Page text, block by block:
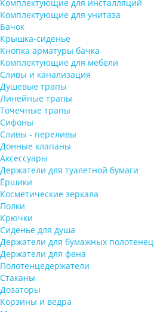
Комплектующие для инсталляций
Комплектующие для унитаза
Бачок
Крышка-сиденье
Кнопка арматуры бачка
Комплектующие для мебели
Сливы и канализация
Душевые трапы
Линейные трапы
Точечные трапы
Сифоны
Сливы - переливы
Донные клапаны
Аксессуары
Держатели для туалетной бумаги
Ёршики
Косметические зеркала
Полки
Крючки
Сиденье для душа
Держатели для бумажных полотенец
Держатели для фена
Полотенцедержатели
Стаканы
Дозаторы
Корзины и ведра